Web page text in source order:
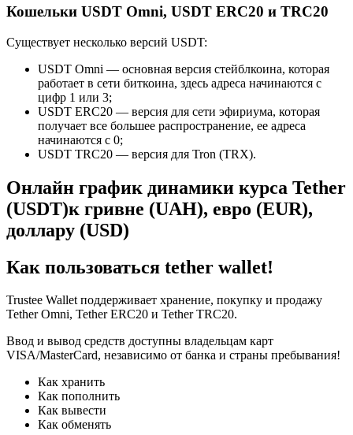
Кошельки USDT Omni, USDT ERC20 и TRC20
Существует несколько версий USDT:
USDT Omni — основная версия стейблкоина, которая
работает в сети биткоина, здесь адреса начинаются с
цифр 1 или 3;
USDT ERC20 — версия для сети эфириума, которая
получает все большее распространение, ее адреса
начинаются с 0;
USDT TRC20 — версия для Tron (TRX).
Онлайн график динамики курса Tether
(USDT)к гривне (UAH), евро (EUR),
доллару (USD)
Как пользоваться tether wallet!
Trustee Wallet поддерживает хранение, покупку и продажу
Tether Omni, Tether ERC20 и Tether TRC20.
Ввод и вывод средств доступны владельцам карт
VISA/MasterCard, независимо от банка и страны пребывания!
Как хранить
Как пополнить
Как вывести
Как обменять